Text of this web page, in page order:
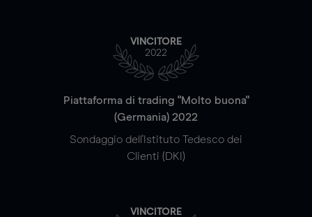
VINCITORE
2022
Piattaforma di trading "Molto buona"
(Germania) 2022
Sondaggio dell'Istituto Tedesco dei
Clienti (DKI)
VINCITORE